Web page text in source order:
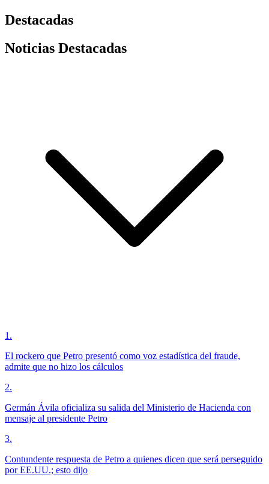
Destacadas
Noticias Destacadas
1 .
El rockero que Petro presentó como voz estadística del fraude,
admite que no hizo los cálculos
2.
Germán Ávila oficializa su salida del Ministerio de Hacienda con
mensaje al presidente Petro
3.
Contundente respuesta de Petro a quienes dicen que será perseguido
por EE.UU.; esto dijo